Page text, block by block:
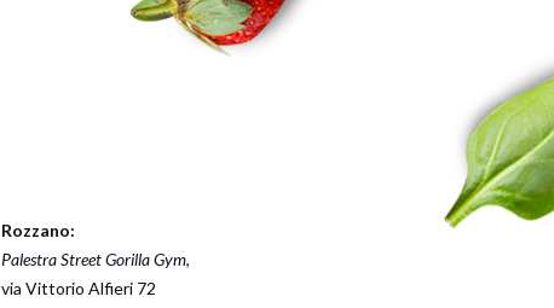
Rozzano:
Palestra Street Gorilla Gym,
via Vittorio Alfieri 72